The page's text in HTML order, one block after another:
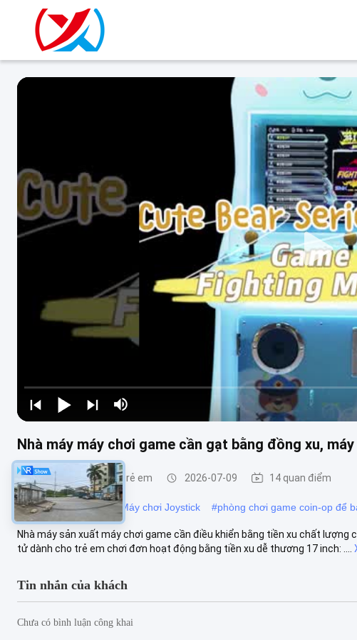
Nhà máy máy chơi game cần gạt bằng đồng xu,
Máy trò chơi rocker trẻ em 2026-07-09 14 quan điểm
#chiến binh arcade #Máy chơi Joystick #phòng chơi game coin-op để
Nhà máy sản xuất máy chơi game cần điều khiển bằng tiền xu chất
tử dành cho trẻ em chơi đơn hoạt động bằng tiền xu dễ thương 17 inch: ....
Tin nhắn của khách
Chưa có bình luận công khai